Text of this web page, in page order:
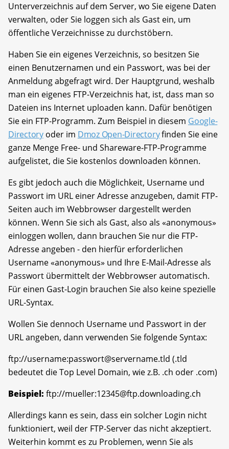
Unterverzeichnis auf dem Server, wo Sie eigene Daten
verwalten, oder Sie loggen sich als Gast ein, um
öffentliche Verzeichnisse zu durchstöbern.
Haben Sie ein eigenes Verzeichnis, so besitzen Sie
einen Benutzernamen und ein Passwort, was bei der
Anmeldung abgefragt wird. Der Hauptgrund, weshalb
man ein eigenes FTP-Verzeichnis hat, ist, dass man so
Dateien ins Internet uploaden kann. Dafür benötigen
Sie ein FTP-Programm. Zum Beispiel in diesem Google-
Directoryoder im Dmoz Open-Directoryfinden Sie eine
ganze Menge Free- und Shareware-FTP-Programme
aufgelistet, die Sie kostenlos downloaden können.
Es gibt jedoch auch die Möglichkeit, Username und
Passwort im URL einer Adresse anzugeben, damit FTP-
Seiten auch im Webbrowser dargestellt werden
können. Wenn Sie sich als Gast, also als «anonymous»
einloggen wollen, dann brauchen Sie nur die FTP-
Adresse angeben - den hierfür erforderlichen
Username «anonymous» und Ihre E-Mail-Adresse als
Passwort übermittelt der Webbrowser automatisch.
Für einen Gast-Login brauchen Sie also keine spezielle
URL-Syntax.
Wollen Sie dennoch Username und Passwort in der
URL angeben, dann verwenden Sie folgende Syntax:
ftp://username:passwort@servername.tld (.tld
bedeutet die Top Level Domain, wie z.B. .ch oder .com)
Beispiel: ftp://mueller:12345@ftp.downloading.ch
Allerdings kann es sein, dass ein solcher Login nicht
funktioniert, weil der FTP-Server das nicht akzeptiert.
Weiterhin kommt es zu Problemen, wenn Sie als